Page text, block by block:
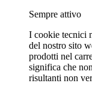
Sempre attivo
I cookie tecnici
del nostro sito
prodotti nel
significa che
risultanti non